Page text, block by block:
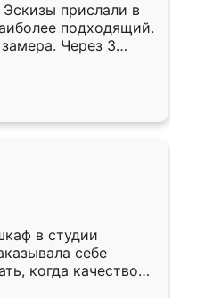
Эскизы прислали в
подходящий.
Через 3
Остались
Ренессанс
работу!
в студии
себе
когда качеством
кухня уже почти